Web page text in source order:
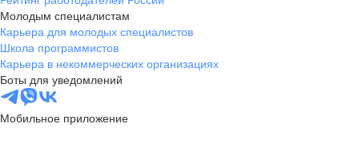
+7 383 207-94-64
pr@nsk.hh.ru
Минск
пр-т Дзержинского, д. 57,
10 этаж, помещение 45-1
Молодым специалистам
Карьера для молодых специалистов
Школа программистов
Карьера в некоммерческих организациях
Боты для уведомлений
Мобильное приложение